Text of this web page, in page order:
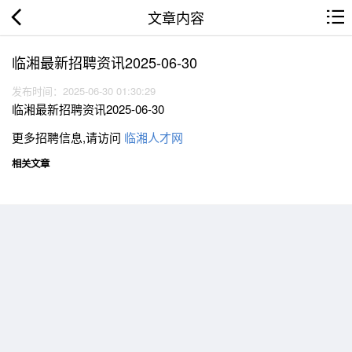
文章内容
临湘最新招聘资讯2025-06-30
发布时间：2025-06-30 01:30:29
临湘最新招聘资讯2025-06-30
更多招聘信息,请访问 临湘人才网
相关文章